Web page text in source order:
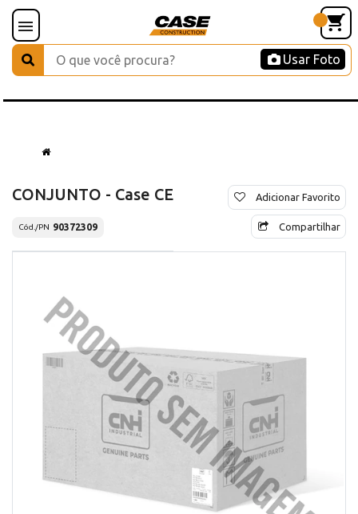
Usar Foto
CONJUNTO - Case CE
Cód./PN 90372309
Adicionar Favorito
Compartilhar